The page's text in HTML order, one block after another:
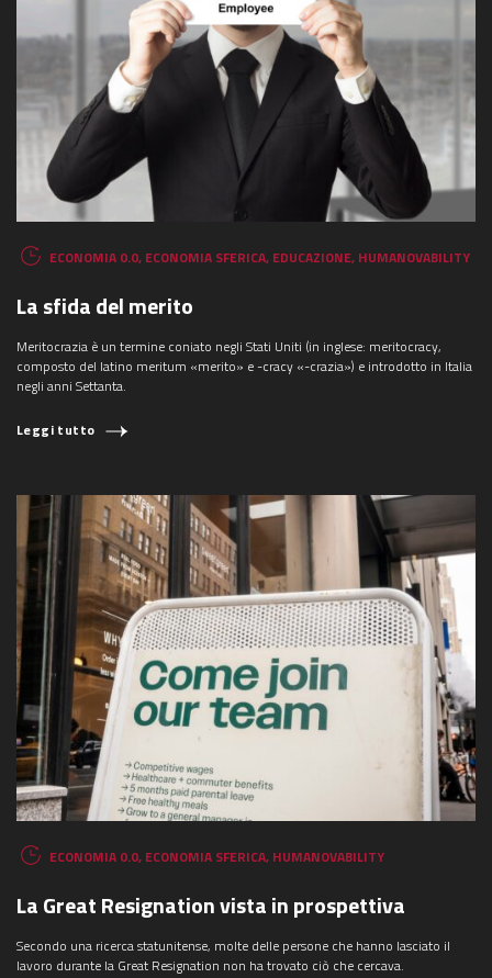
ECONOMIA 0.0, ECONOMIA SFERICA, EDUCAZIONE, HUMANOVABILITY
La sfida del merito
Meritocrazia è un termine coniato negli Stati Uniti (in inglese: meritocracy,
composto del latino meritum «merito» e -cracy «-crazia») e introdotto in Italia
negli anni Settanta.
Leggi tutto
ECONOMIA 0.0, ECONOMIA SFERICA, HUMANOVABILITY
La Great Resignation vista in prospettiva
Secondo una ricerca statunitense, molte delle persone che hanno lasciato il
lavoro durante la Great Resignation non ha trovato ciò che cercava.